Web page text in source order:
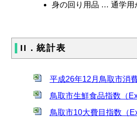
身の回り用品 … 通学用
II．統計表
平成26年12月鳥取市消
鳥取市生鮮食品指数（
鳥取市10大費目指数（